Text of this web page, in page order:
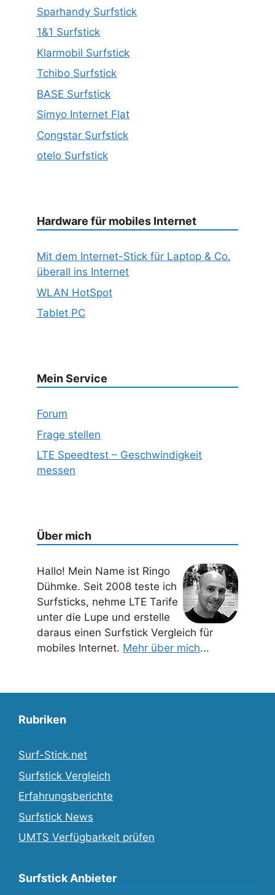
Sparhandy Surfstick
1&1 Surfstick
Klarmobil Surfstick
Tchibo Surfstick
BASE Surfstick
Simyo Internet Flat
Congstar Surfstick
otelo Surfstick
Hardware für mobiles Internet
Mit dem Internet-Stick für Laptop & Co.
überall ins Internet
WLAN HotSpot
Tablet PC
Mein Service
Forum
Frage stellen
LTE Speedtest – Geschwindigkeit
messen
Über mich
Hallo! Mein Name ist Ringo
Dühmke. Seit 2008 teste ich
Surfsticks, nehme LTE Tarife
unter die Lupe und erstelle
daraus einen Surfstick Vergleich für
mobiles Internet. Mehr über mich...
Rubriken
Surf-Stick.net
Surfstick Vergleich
Erfahrungsberichte
Surfstick News
UMTS Verfügbarkeit prüfen
Surfstick Anbieter